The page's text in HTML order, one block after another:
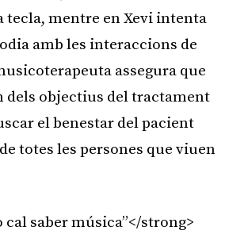
tecla, mentre en Xevi intenta
amb les interaccions de
assegura que
dels objectius del tractament
el benestar del pacient
totes les persones que viuen
cal saber música”</strong>